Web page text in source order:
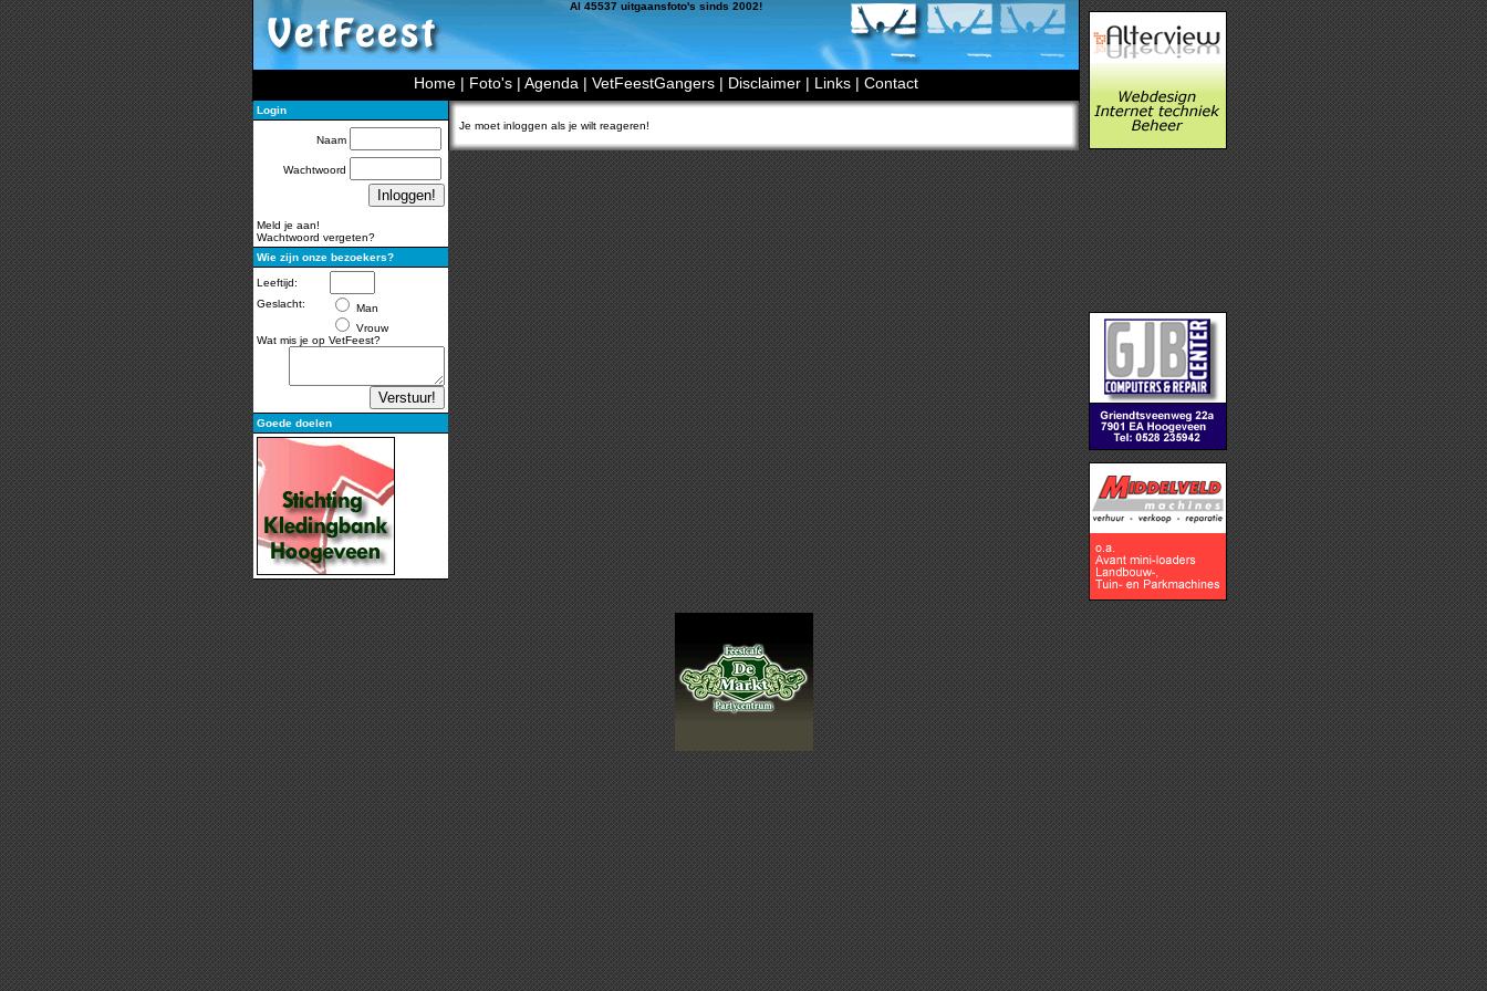
Al 45537 uitgaansfoto's sinds 2002!
Home | Foto's | Agenda | VetFeestGangers | Disclaimer | Links | Contact
Login
Naam
Wachtwoord
Meld je aan!
Wachtwoord vergeten?
Wie zijn onze bezoekers?
Leeftijd:
Geslacht:
Man
Vrouw
Wat mis je op VetFeest?
Goede doelen
Je moet inloggen als je wilt reageren!